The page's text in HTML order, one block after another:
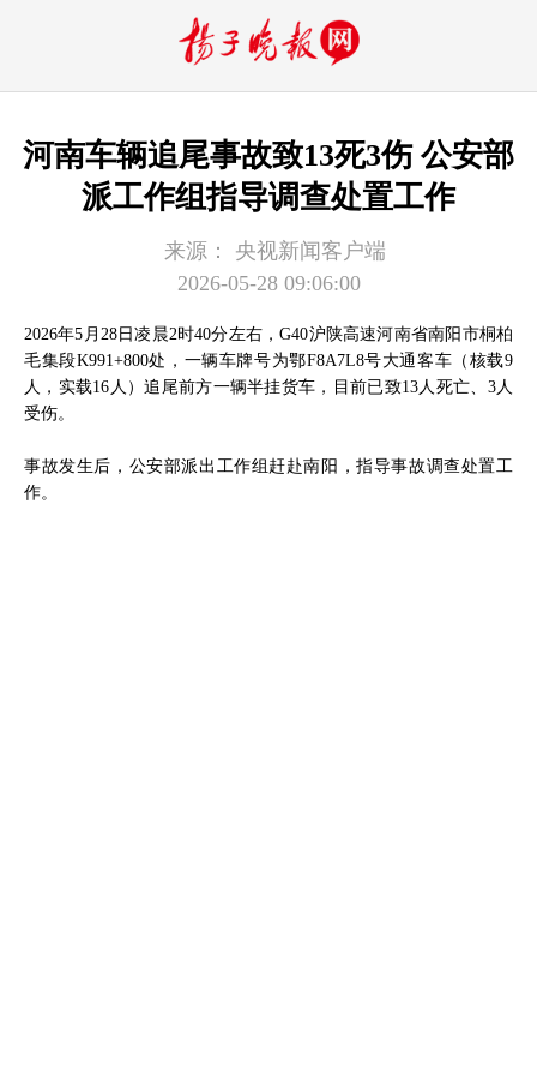
河南车辆追尾事故致13死3伤 公安部
派工作组指导调查处置工作
来源：
央视新闻客户端
2026-05-28 09:06:00
2026年5月28日凌晨2时40分左右，G40沪陕高速河南省南阳市桐柏
毛集段K991+800处，一辆车牌号为鄂F8A7L8号大通客车（核载9
人，实载16人）追尾前方一辆半挂货车，目前已致13人死亡、3人
受伤。
事故发生后，公安部派出工作组赶赴南阳，指导事故调查处置工
作。